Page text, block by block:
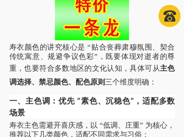
寿衣颜色的讲究核心是 “贴合丧葬肃穆氛围、契合
传统寓意、规避争议色彩”，既要体现对逝者的尊
重，也要符合多数地区的文化认知，具体可从主色
调选择、禁忌颜色、配色原则 三个维度明确：
一、主色调：优先 “素色、沉稳色”，适配多数
场景
寿衣主色需避开喜庆感，以 “低调、庄重” 为核心，
推荐以下几类颜色，适配不同需求与习俗：